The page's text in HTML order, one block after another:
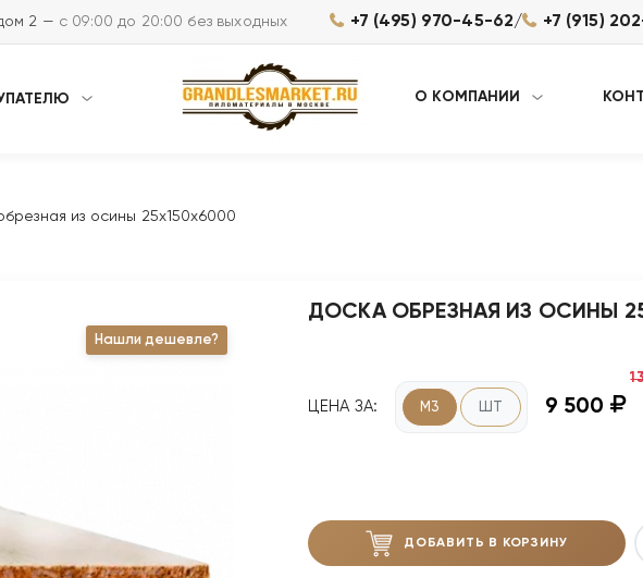
2 — с 09:00 до 20:00 без выходных +7 (495) 970-45-62/ +7 (915)
О КОМПАНИИ
из осины 25х150х6000
Нашли дешевле?
ДОСКА ОБРЕЗНАЯ ИЗ ОСИНЫ
ЦЕНА ЗА: М3 ШТ 9 500
ДОБАВИТЬ В КОРЗИНУ